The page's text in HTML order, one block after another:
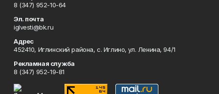
8 (347) 952-10-64
Эл. почта
iglvesti@bk.ru
Адрес
452410, Иглинский района, с. Иглино, ул. Ленина, 94/1
Рекламная служба
8 (347) 952-19-81